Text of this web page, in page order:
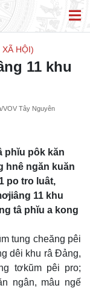
HỘI)
11 khu
VOV Tây Nguyên
phĭu pôk kăn
hnê ngăn kuăn
po tro luât,
11 khu
tâ phĭu a kong
tung cheăng pêi
dêi khu râ Đảng,
tơkŭm pêi pro;
ngân, mâu ngế